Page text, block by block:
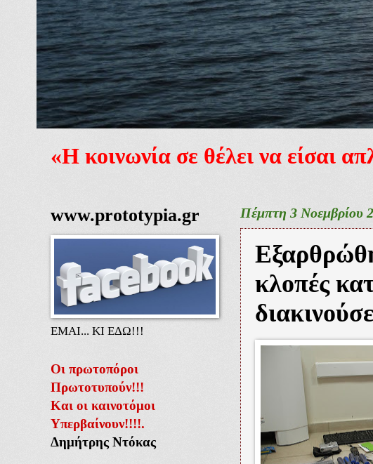
«Η κοινωνία σε θέλει να είσαι
Πέμπτη 3 Νοεμβρίου
κλοπές
www.prototypia.gr
ΕΜΑΙ... ΚΙ ΕΔΩ!!!
Οι πρωτοπόροι
Πρωτοτυπούν!!!
Και οι καινοτόμοι
Υπερβαίνουν!!!!.
Δημήτρης Ντόκας